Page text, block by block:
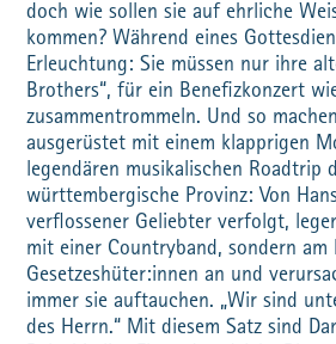
doch wie sollen sie auf ehrliche
kommen? Während eines
Erleuchtung: Sie müssen nur ihre
Brothers“, für ein Benefizkonzert
zusammentrommeln. Und so
ausgerüstet mit einem klapprigen
legendären musikalischen Roadtrip
württembergische Provinz: Von
verflossener Geliebter verfolgt,
mit einer Countryband, sondern am
Gesetzeshüter:innen an und
immer sie auftauchen. „Wir sind
des Herrn.“ Mit diesem Satz sind